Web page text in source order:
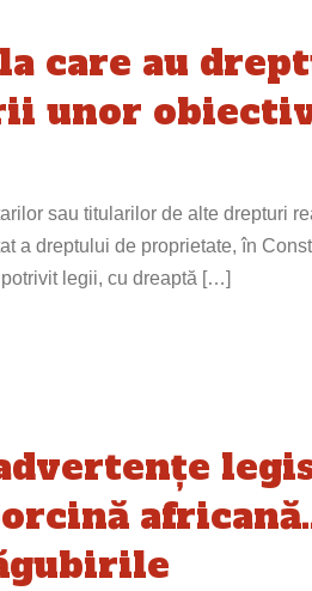
care au
unor
sau titularilor de alte drepturi
a dreptului de proprietate, în
legii, cu dreaptă […]